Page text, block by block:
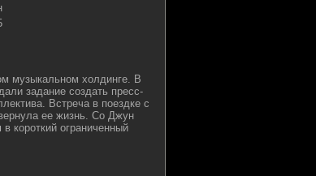
музыкальном холдинге. В
задание создать пресс-
Встреча в поездке с
ее жизнь. Со Джун
короткий ограниченный